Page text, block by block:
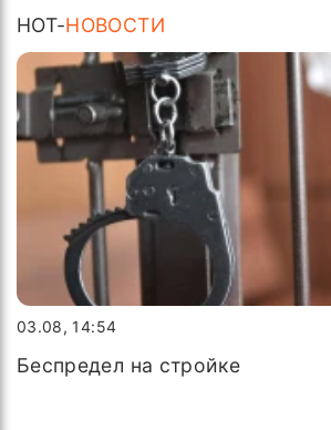
HOT-НОВОСТИ
03.08, 14:54
Беспредел на стройке